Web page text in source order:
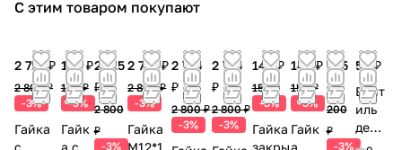
С этим товаром покупают
2 715 ₽
2 800 ₽
-3%
Гайка
с
145 ₽
150 ₽
-3%
Гайк
а с
2 715
₽
2 800
₽
-3%
2 715 ₽
2 800 ₽
-3%
Гайка
М12*1.
2 715
₽
2 800 ₽
-3%
2 715
₽
2 800 ₽
-3%
145 ₽
150 ₽
-3%
Гайка
закры
145 ₽
150 ₽
-3%
Гайк
а
195
₽
200
₽
-3%
50 ₽
Вент
иль
деко
рати